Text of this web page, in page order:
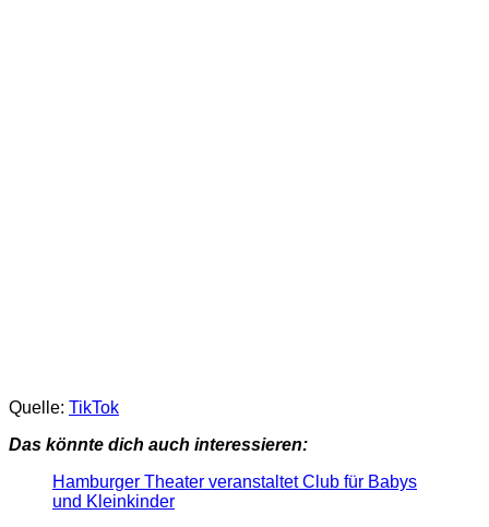
Quelle: TikTok
Das könnte dich auch interessieren:
Hamburger Theater veranstaltet Club für Babys
und Kleinkinder